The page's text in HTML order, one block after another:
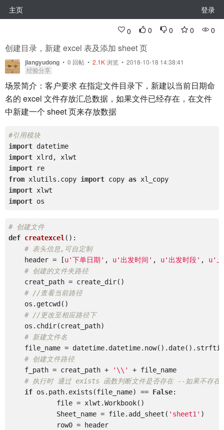
主页 登录
0 0 0 0 0
创建目录，新建 excel 表及添加 sheet 页
jiangyudong • 0 回帖 • 2.1K浏览 • 2018-10-18 14:38:41
经验分享
场景简介：客户要求 在指定文件目录下，新建以当前日期命
名的 excel 文件存放汇总数据，如果文件已经存在，在文件
中新建一个 sheet 页来存放数据
#引用模块
import
datetime
import
import
re
from xlutils.copy import copy as
xl_copy
import
import
# 创建文件
def createxcel() :
# 表头信息,可自定制
    header = [
u'下单日期' , u'出发时间' , u'出发时段' , u'
# 创建的文件夹路径
    creat_path = create_dir()
# //查看当前路径
    os.getcwd()
# //更改至相应路径下
    os.chdir(creat_path)
# 新建文件名
file_name =
# 创建文件路径
    f_path = creat_path +
'\\'
+ file_name
# 执行时 通过 exists 函数判断文件是否存在 --如果不存在
if os.path.exists(file_name) == False:
	    Sheet_name = file.add_sheet(
'sheet1' )